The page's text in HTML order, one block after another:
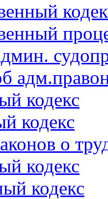
кодекс
кодекс
о
кодекс
кодекс